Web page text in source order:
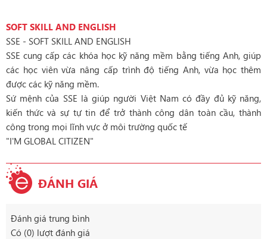
SOFT SKILL AND ENGLISH
SSE - SOFT SKILL AND ENGLISH
SSE cung cấp các khóa học kỹ năng mềm bằng tiếng Anh, giúp
các học viên vừa nâng cấp trình độ tiếng Anh, vừa học thêm
được các kỹ năng mềm.
Sứ mệnh của SSE là giúp người Việt Nam có đầy đủ kỹ năng,
kiến thức và sự tự tin để trở thành công dân toàn cầu, thành
công trong mọi lĩnh vực ở môi trường quốc tế
"I'M GLOBAL CITIZEN"
ĐÁNH GIÁ
Đánh giá trung bình
Có (0) lượt đánh giá